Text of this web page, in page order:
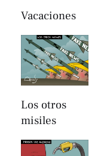
Vacaciones
Los otros
misiles